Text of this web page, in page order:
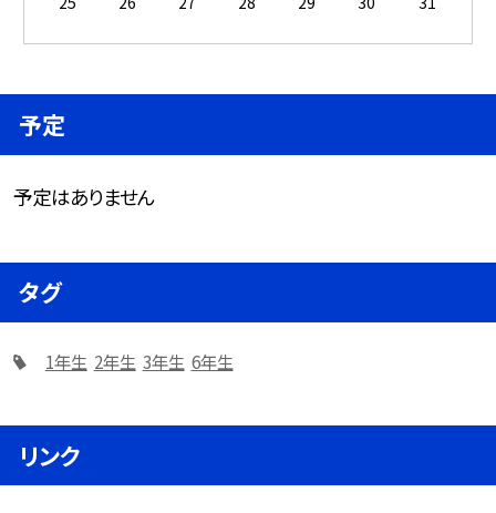
予定
予定はありません
タグ
1年生 2年生 3年生 6年生
リンク